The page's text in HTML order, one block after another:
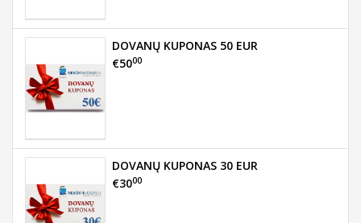
DOVANŲ KUPONAS 50 EUR
€5000
DOVANŲ KUPONAS 30 EUR
€3000